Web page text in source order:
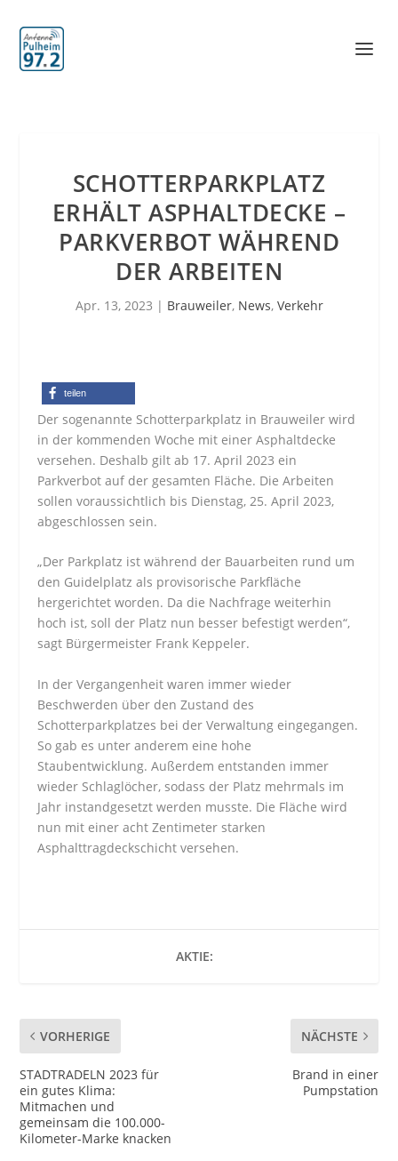
SCHOTTERPARKPLATZ
ERHÄLT ASPHALTDECKE –
PARKVERBOT WÄHREND
DER ARBEITEN
Apr. 13, 2023 | Brauweiler, News, Verkehr
teilen
Der sogenannte Schotterparkplatz in Brauweiler wird
in der kommenden Woche mit einer Asphaltdecke
versehen. Deshalb gilt ab 17. April 2023 ein
Parkverbot auf der gesamten Fläche. Die Arbeiten
sollen voraussichtlich bis Dienstag, 25. April 2023,
abgeschlossen sein.
„Der Parkplatz ist während der Bauarbeiten rund um
den Guidelplatz als provisorische Parkfläche
hergerichtet worden. Da die Nachfrage weiterhin
hoch ist, soll der Platz nun besser befestigt werden“,
sagt Bürgermeister Frank Keppeler.
In der Vergangenheit waren immer wieder
Beschwerden über den Zustand des
Schotterparkplatzes bei der Verwaltung eingegangen.
So gab es unter anderem eine hohe
Staubentwicklung. Außerdem entstanden immer
wieder Schlaglöcher, sodass der Platz mehrmals im
Jahr instandgesetzt werden musste. Die Fläche wird
nun mit einer acht Zentimeter starken
Asphalttragdeckschicht versehen.
AKTIE:
VORHERIGE
STADTRADELN 2023 für
ein gutes Klima:
Mitmachen und
gemeinsam die 100.000-
Kilometer-Marke knacken
NÄCHSTE
Brand in einer
Pumpstation